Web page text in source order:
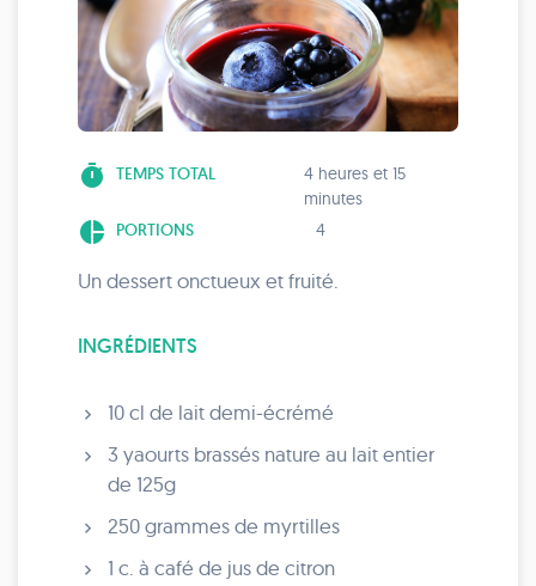
timer TEMPS TOTAL
4 heures et 15
minutes
pie_chart PORTIONS 4
Un dessert onctueux et fruité.
INGRÉDIENTS
10 cl de lait demi-écrémé
3 yaourts brassés nature au lait entier
de 125g
250 grammes de myrtilles
1 c. à café de jus de citron